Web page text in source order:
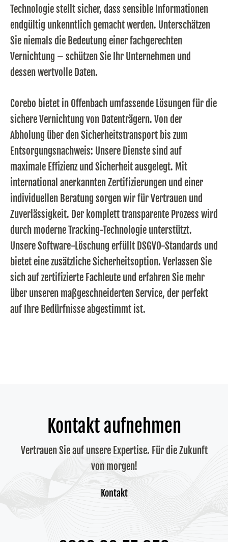
Technologie stellt sicher, dass sensible Informationen
endgültig unkenntlich gemacht werden. Unterschätzen
Sie niemals die Bedeutung einer fachgerechten
Vernichtung – schützen Sie Ihr Unternehmen und
dessen wertvolle Daten.
Corebo bietet in Offenbach umfassende Lösungen für die
sichere Vernichtung von Datenträgern. Von der
Abholung über den Sicherheitstransport bis zum
Entsorgungsnachweis: Unsere Dienste sind auf
maximale Effizienz und Sicherheit ausgelegt. Mit
international anerkannten Zertifizierungen und einer
individuellen Beratung sorgen wir für Vertrauen und
Zuverlässigkeit. Der komplett transparente Prozess wird
durch moderne Tracking-Technologie unterstützt.
Unsere Software-Löschung erfüllt DSGVO-Standards und
bietet eine zusätzliche Sicherheitsoption. Verlassen Sie
sich auf zertifizierte Fachleute und erfahren Sie mehr
über unseren maßgeschneiderten Service, der perfekt
auf Ihre Bedürfnisse abgestimmt ist.
Kontakt aufnehmen
Vertrauen Sie auf unsere Expertise. Für die Zukunft
von morgen!
Kontakt